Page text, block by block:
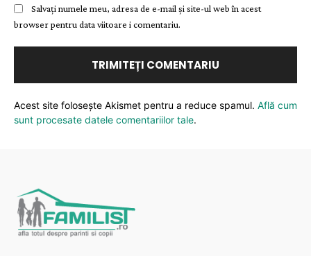
Salvați numele meu, adresa de e-mail și site-ul web în acest
browser pentru data viitoare i comentariu.
Acest site folosește Akismet pentru a reduce spamul. Află cum
sunt procesate datele comentariilor tale.